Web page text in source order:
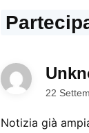
22
Notizia già